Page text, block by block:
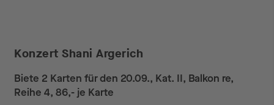
Konzert Shani Argerich
Biete 2 Karten für den 20.09., Kat. II, Balkon re,
Reihe 4, 86,- je Karte